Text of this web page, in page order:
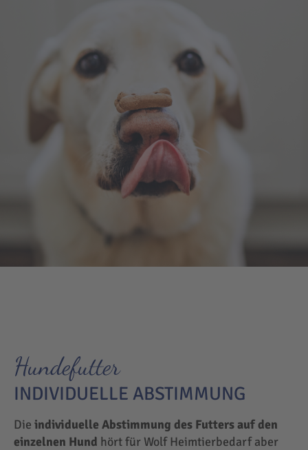
Hundefutter
INDIVIDUELLE ABSTIMMUNG
Die individuelle Abstimmung des Futters auf den
einzelnen Hund hört für Wolf Heimtierbedarf aber